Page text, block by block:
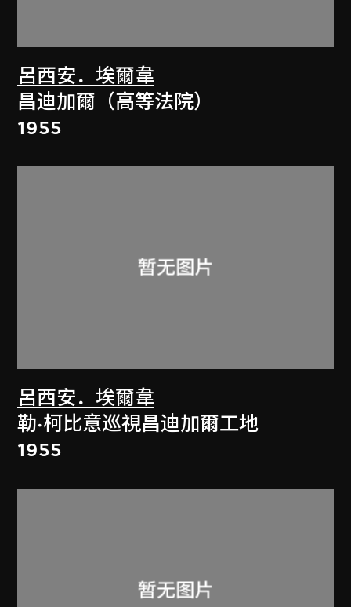
呂西安．埃爾韋
昌迪加爾（高等法院）
1955
呂西安．埃爾韋
勒·柯比意巡視昌迪加爾工地
1955